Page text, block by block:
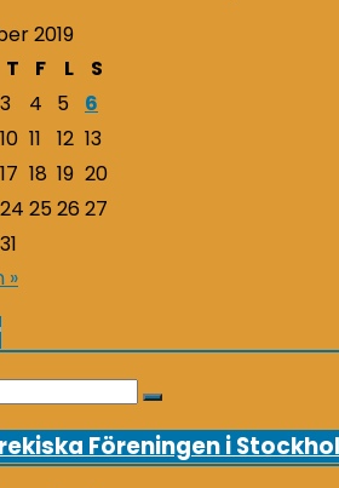
2019
T F L
S
3 4 5
6
10 11 12 13
17 18 19 20
24 2526 27
31
»
Search
Föreningen i